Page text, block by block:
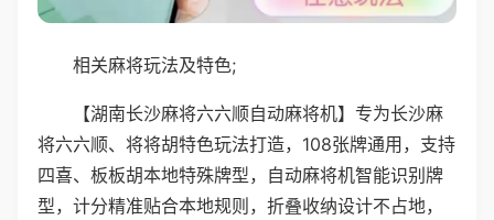
相关麻将玩法及特色;
【湖南长沙麻将六六顺自动麻将机】专为长沙麻
将六六顺、将将胡特色玩法打造，108张牌通用，支持
四喜、板板胡本地特殊牌型，自动麻将机智能识别牌
型，计分精准贴合本地规则，折叠收纳设计不占地，